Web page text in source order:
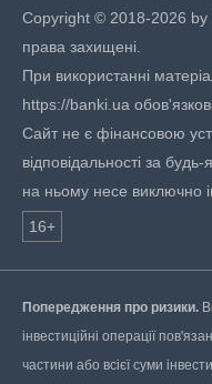
Copyright © 2018-2026 by
права захищені.
При використанні
https://banki.ua
Сайт не є фінансовою
відповідальності за
на ньому несе виключно
16+
Попередження про ризики.
інвестиційні операції
частини або всієї суми